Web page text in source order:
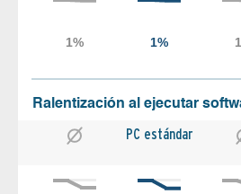
Ralentización al ejecutar
PC estándar